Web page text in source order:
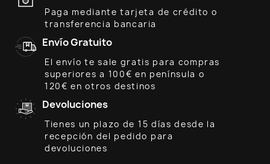
Paga mediante tarjeta de crédito o
transferencia bancaria
Envío Gratuito
El envío te sale gratis para compras
superiores a 100€ en península o
120€ en otros destinos
Devoluciones
Tienes un plazo de 15 días desde la
recepción del pedido para
devoluciones